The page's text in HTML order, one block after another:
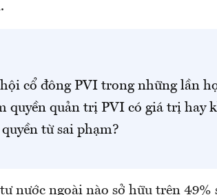
cổ đông PVI trong những lần
quyền quản trị PVI có giá trị hay
từ sai phạm?
nước ngoài nào sở hữu trên 49%